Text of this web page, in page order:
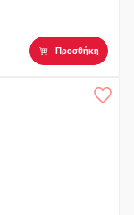
Προσθήκη